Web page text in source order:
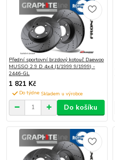
Přední sportovní brzdový kotouč Daewoo
MUSSO 2.9 D 4x4 (1/1999 9/1999) -
2446-GL
1 821 Kč
Do týdne
Do košíku